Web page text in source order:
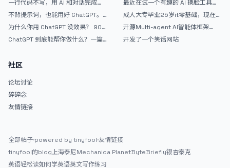
战完整记录
一行代码不写，用 AI 和对话完成一
个完整网站：《图书天堂》实战记录
不背提示词，也能用好 ChatGPT。
一个万能提问模板
为什么你用 ChatGPT 没效果？ 90%
的人第一步就问错了
ChatGPT 到底能帮你做什么？一篇
最近在试一个有趣的 AI 换脸工具，
效果挺不错
成人大专毕业25岁it零基础，现在想
考软件设计师，有什么好的建议吗，
谢谢！
开源Multi-agent AI智能体框架
aevatar.ai，欢迎大家贡献代码
开发了一个笑话网站
社区
论坛讨论
碎碎念
友情链接
全部帖子·powered by tinyfool·友情链接
tinyfool的blog上海泰尼Mechanica PlanetByteBriefly银杏泰克
英语轻松读如何学英语英文写作练习